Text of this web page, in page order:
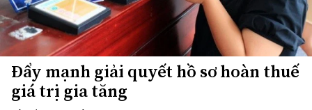
Đẩy mạnh giải quyết hồ sơ hoàn thuế
giá trị gia tăng